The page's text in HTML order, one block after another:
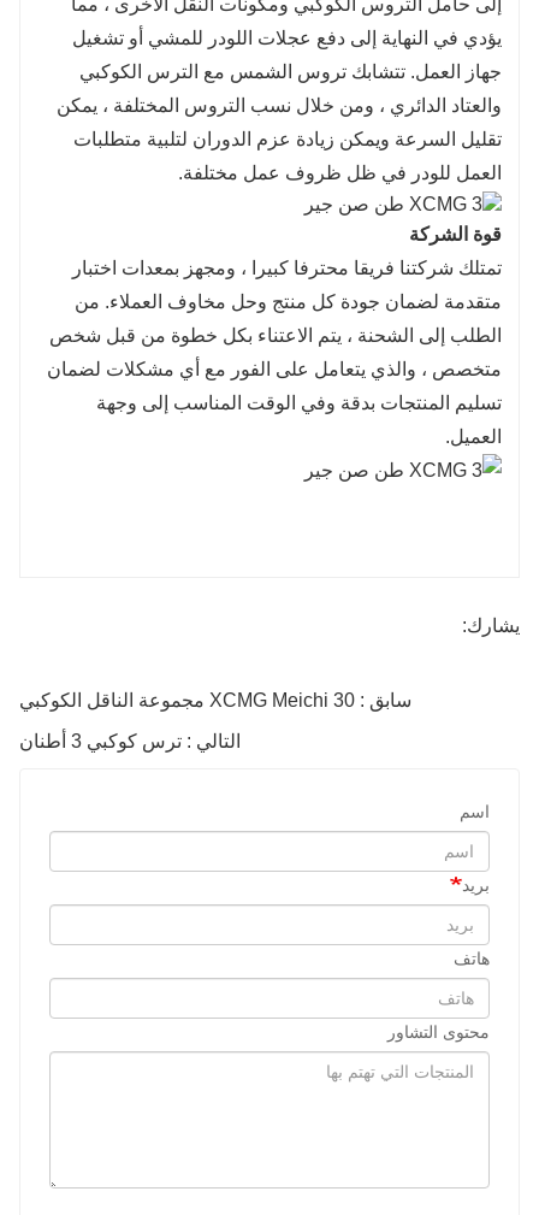
يؤدي في النهاية إلى دفع عجلات اللودر للمشي أو تشغيل
جهاز العمل. تتشابك تروس الشمس مع الترس الكوكبي
والعتاد الدائري ، ومن خلال نسب التروس المختلفة ، يمكن
تقليل السرعة ويمكن زيادة عزم الدوران لتلبية متطلبات
العمل للودر في ظل ظروف عمل مختلفة.
قوة الشركة
تمتلك شركتنا فريقا محترفا كبيرا ، ومجهز بمعدات اختبار
متقدمة لضمان جودة كل منتج وحل مخاوف العملاء. من
الطلب إلى الشحنة ، يتم الاعتناء بكل خطوة من قبل شخص
متخصص ، والذي يتعامل على الفور مع أي مشكلات لضمان
تسليم المنتجات بدقة وفي الوقت المناسب إلى وجهة
العميل.
يشارك:
سابق : XCMG Meichi 30 مجموعة الناقل الكوكبي
التالي : ترس كوكبي 3 أطنان
اسم
بريد
هاتف
محتوى التشاور